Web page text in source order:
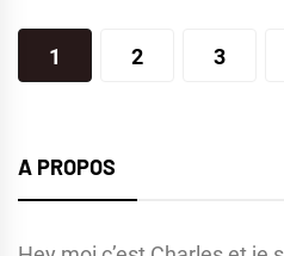
Pagination
des
1 2 3
A PROPOS